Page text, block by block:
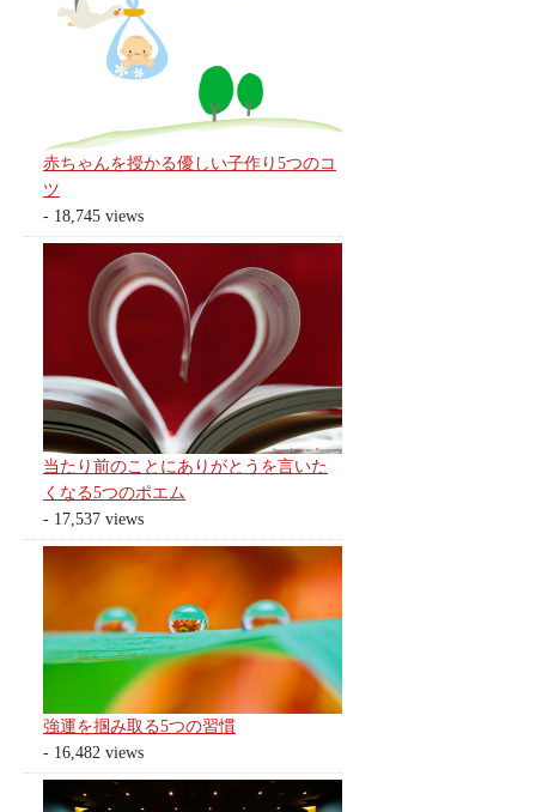
赤ちゃんを授かる優しい子作り5つのコ
ツ
- 18,745 views
当たり前のことにありがとうを言いた
くなる5つのポエム
- 17,537 views
強運を掴み取る5つの習慣
- 16,482 views